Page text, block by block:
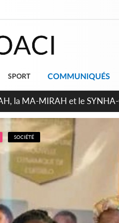
SPORT COMMUNIQUÉS
un environnement
SOCIÉTÉ